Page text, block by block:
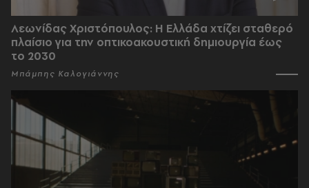
Λεωνίδας Χριστόπουλος: Η Ελλάδα χτίζει σταθερό
πλαίσιο για την οπτικοακουστική δημιουργία έως
το 2030
Μπάμπης Καλογιάννης